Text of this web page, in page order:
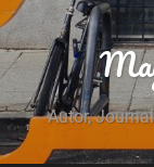
Autor,